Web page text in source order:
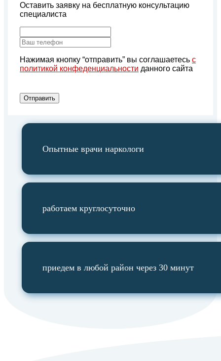
Оставить заявку на бесплатную консультацию
специалиста
Нажимая кнопку “отправить” вы соглашаетесь с
политикой конфеденциальности данного сайта
Отправить
Опытные врачи наркологи
работаем круглосуточно
приедем в любой район через 30 минут